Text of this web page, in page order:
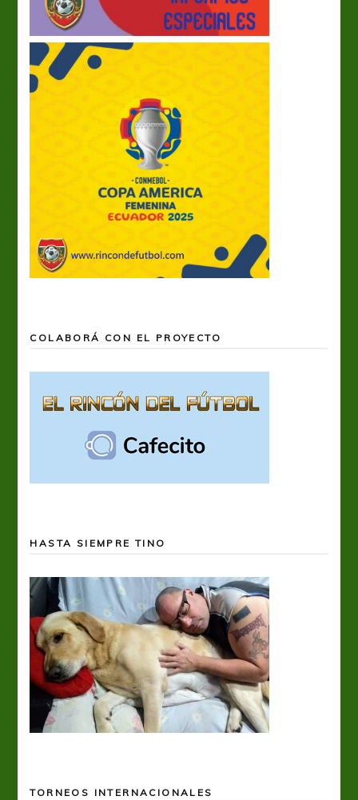
COLABORÁ CON EL PROYECTO
HASTA SIEMPRE TINO
TORNEOS INTERNACIONALES